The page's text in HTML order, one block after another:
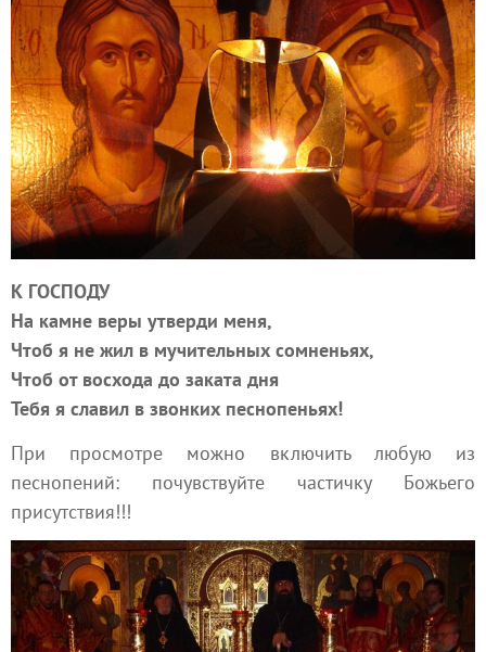
К ГОСПОДУ
На камне веры утверди меня,
Чтоб я не жил в мучительных сомненьях,
Чтоб от восхода до заката дня
Тебя я славил в звонких песнопеньях!
При просмотре можно включить любую из
песнопений: почувствуйте частичку Божьего
присутствия!!!